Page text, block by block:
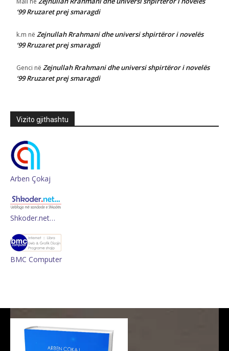
‘99 Rruzaret prej smaragdi
k.m në Zejnullah Rrahmani dhe universi shpirtëror i novelës
‘99 Rruzaret prej smaragdi
Genci në Zejnullah Rrahmani dhe universi shpirtëror i novelës
‘99 Rruzaret prej smaragdi
Vizito gjithashtu
Arben Çokaj
Shkoder.net…
BMC Computer